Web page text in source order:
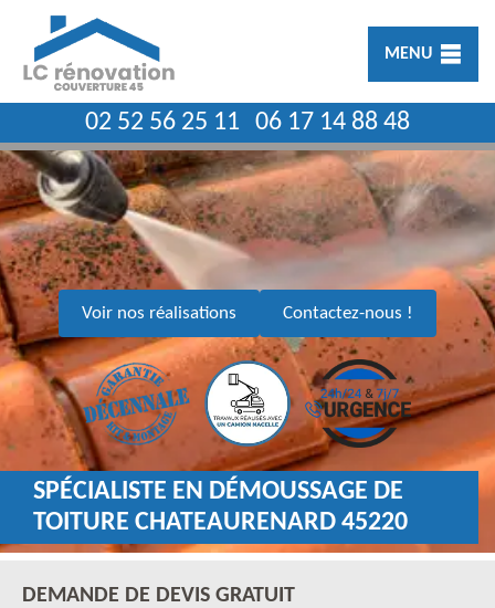
MENU
02 52 56 25 11 06 17 14 88 48
Voir nos réalisations Contactez-nous !
SPÉCIALISTE EN DÉMOUSSAGE DE
TOITURE CHATEAURENARD 45220
DEMANDE DE DEVIS GRATUIT